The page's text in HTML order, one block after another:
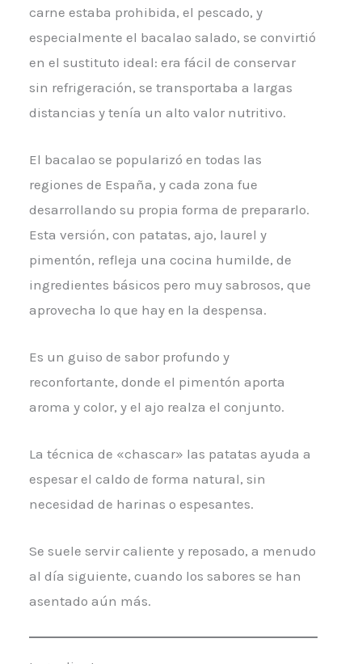
carne estaba prohibida, el pescado, y
especialmente el bacalao salado, se convirtió
en el sustituto ideal: era fácil de conservar
sin refrigeración, se transportaba a largas
distancias y tenía un alto valor nutritivo.
El bacalao se popularizó en todas las
regiones de España, y cada zona fue
desarrollando su propia forma de prepararlo.
Esta versión, con patatas, ajo, laurel y
pimentón, refleja una cocina humilde, de
ingredientes básicos pero muy sabrosos, que
aprovecha lo que hay en la despensa.
Es un guiso de sabor profundo y
reconfortante, donde el pimentón aporta
aroma y color, y el ajo realza el conjunto.
La técnica de «chascar» las patatas ayuda a
espesar el caldo de forma natural, sin
necesidad de harinas o espesantes.
Se suele servir caliente y reposado, a menudo
al día siguiente, cuando los sabores se han
asentado aún más.